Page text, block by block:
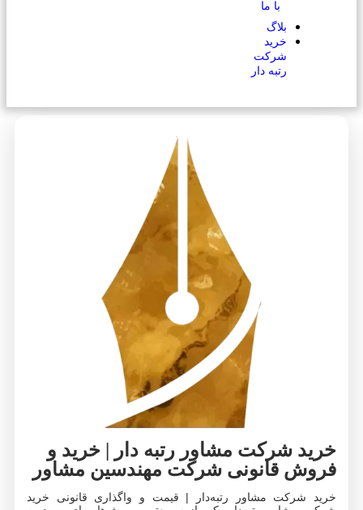
با ما
بلاگ
خرید
شرکت
رتبه دار
خرید شرکت مشاور رتبه دار | خرید و
فروش قانونی شرکت مهندسین مشاور
خرید شرکت مشاور رتبه‌دار | قیمت و واگذاری قانونی خرید